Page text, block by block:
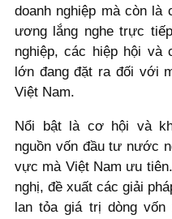
doanh nghiệp mà còn
ương lắng nghe trực
nghiệp, các hiệp hội và
lớn đang đặt ra đối với
Việt Nam.
Nổi bật là cơ hội và
nguồn vốn đầu tư nước
vực mà Việt Nam ưu
nghị, đề xuất các giải
lan tỏa giá trị dòng